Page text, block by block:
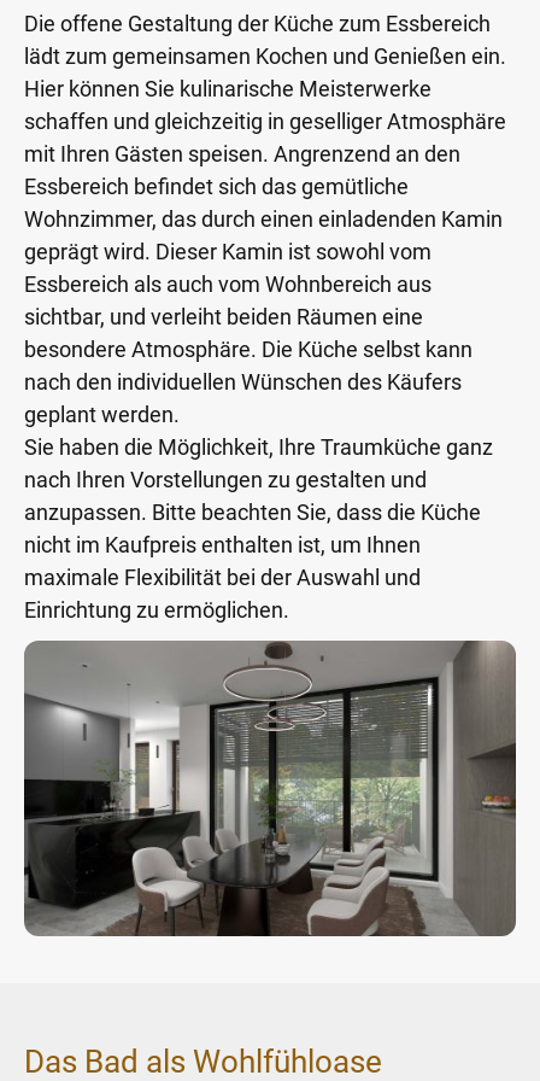
Die offene Gestaltung der Küche zum Essbereich
lädt zum gemeinsamen Kochen und Genießen ein.
Hier können Sie kulinarische Meisterwerke
schaffen und gleichzeitig in geselliger Atmosphäre
mit Ihren Gästen speisen. Angrenzend an den
Essbereich befindet sich das gemütliche
Wohnzimmer, das durch einen einladenden Kamin
geprägt wird. Dieser Kamin ist sowohl vom
Essbereich als auch vom Wohnbereich aus
sichtbar, und verleiht beiden Räumen eine
besondere Atmosphäre. Die Küche selbst kann
nach den individuellen Wünschen des Käufers
geplant werden.
Sie haben die Möglichkeit, Ihre Traumküche ganz
nach Ihren Vorstellungen zu gestalten und
anzupassen. Bitte beachten Sie, dass die Küche
nicht im Kaufpreis enthalten ist, um Ihnen
maximale Flexibilität bei der Auswahl und
Einrichtung zu ermöglichen.
Das Bad als Wohlfühloase